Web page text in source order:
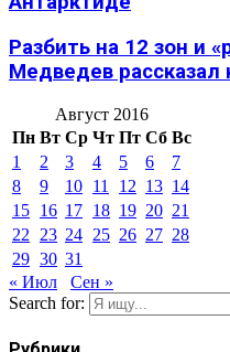
Разбить на 12 зон и
Медведев рассказал
Август 2016
Пн Вт Ср Чт Пт Сб Вс
1
2 3 4 5 6
7
8
9 10 11 12 13 14
15 16 17 18 19 20 21
22
23 24 25 26 27 28
29 30 31
« Июл
Сен »
Search for: